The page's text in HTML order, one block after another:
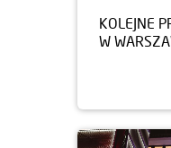
KOLEJNE
W